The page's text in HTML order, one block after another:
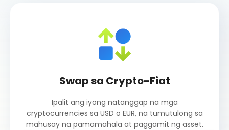
Swap sa Crypto-Fiat
Ipalit ang iyong natanggap na mga
cryptocurrencies sa USD o EUR, na tumutulong sa
mahusay na pamamahala at paggamit ng asset.